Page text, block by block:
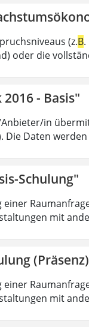
(z.B
oder die
- Basis"
in
Die Daten
Schulung"
mit
(Präsenz)
mit